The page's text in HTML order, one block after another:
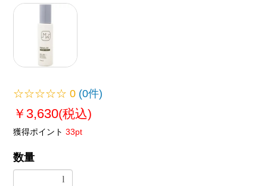
☆☆☆☆☆0 (0件)
￥3,630(税込)
獲得ポイント 33pt
数量